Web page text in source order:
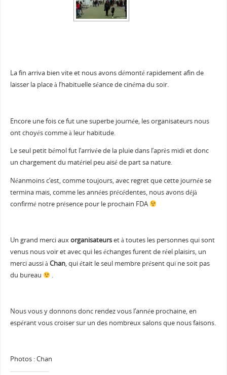
La fin arriva bien vite et nous avons démonté rapidement afin de
laisser la place à l’habituelle séance de cinéma du soir.
Encore une fois ce fut une superbe journée, les organisateurs nous
ont choyés comme à leur habitude.
Le seul petit bémol fut l’arrivée de la pluie dans l’après midi et donc
un chargement du matériel peu aisé de part sa nature.
Néanmoins c’est, comme toujours, avec regret que cette journée se
termina mais, comme les années précédentes, nous avons déjà
confirmé notre présence pour le prochain FDA
Un grand merci auxorganisateurset à toutes les personnes qui sont
venus nous voir et avec qui les échanges furent de réel plaisirs, un
merci aussi àChan, qui était le seul membre présent qui ne soit pas
du bureau
.
Nous vous y donnons donc rendez vous l’année prochaine, en
espérant vous croiser sur un des nombreux salons que nous faisons.
Photos : Chan